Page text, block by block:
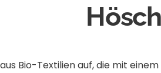
Bio-Textilien auf, die mit